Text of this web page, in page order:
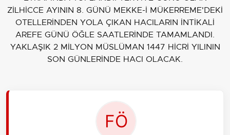
ZİLHİCCE AYININ 8. GÜNÜ MEKKE-İ MÜKERREME'DEKİ
OTELLERİNDEN YOLA ÇIKAN HACILARIN İNTİKALİ
AREFE GÜNÜ ÖĞLE SAATLERİNDE TAMAMLANDI.
YAKLAŞIK 2 MİLYON MÜSLÜMAN 1447 HİCRİ YILININ
SON GÜNLERİNDE HACI OLACAK.